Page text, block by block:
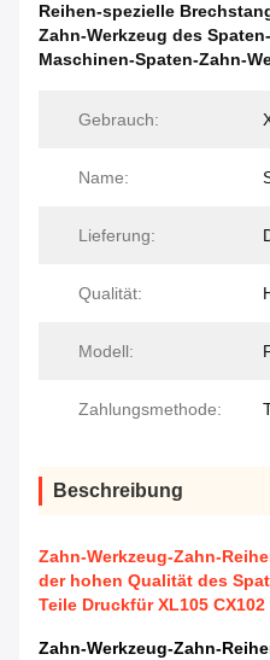
Reihen-spezielle
Zahn-Werkzeug des
Maschinen-Spaten-Zahn-
Gebrauch:
Name:
Lieferung:
Qualität:
Modell:
Zahlungsmethode:
Beschreibung
Zahn-Werkzeug-Zahn-
der hohen Qualität des
Teile Druckfür XL105 CX102
Zahn-Werkzeug-Zahn-